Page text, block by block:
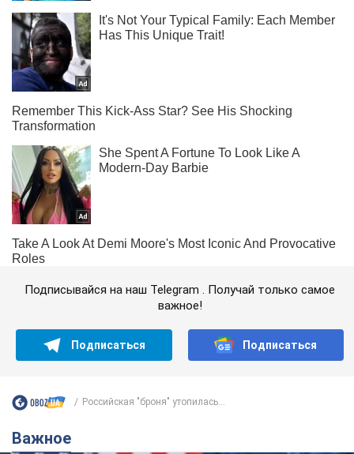
Подписывайся на наш Telegram . Получай только самое
важное!
Подписаться Подписаться
Российская "броня" утопилась...
Важное